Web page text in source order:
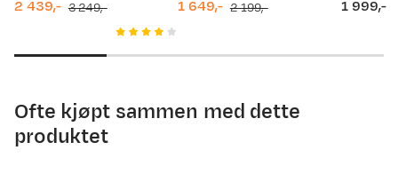
2 439,- 3 249,-
1 649,- 2 199,- 1 999,-
Ofte kjøpt sammen med dette
produktet